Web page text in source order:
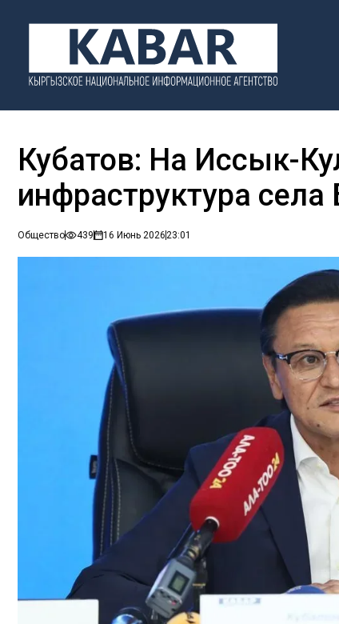
Кубатов: На Иссык-
инфраструктура села
Общество 439 16 Июнь 202623:01